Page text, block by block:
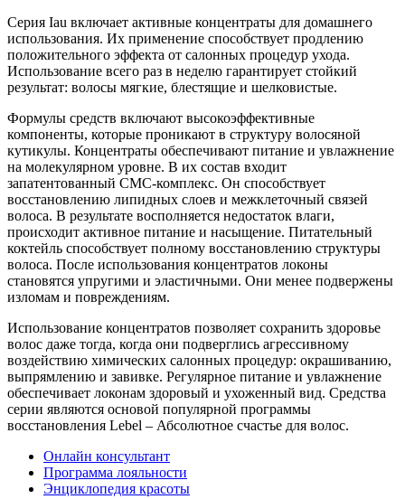
Серия Iau включает активные концентраты для домашнего
использования. Их применение способствует продлению
положительного эффекта от салонных процедур ухода.
Использование всего раз в неделю гарантирует стойкий
результат: волосы мягкие, блестящие и шелковистые.
Формулы средств включают высокоэффективные
компоненты, которые проникают в структуру волосяной
кутикулы. Концентраты обеспечивают питание и увлажнение
на молекулярном уровне. В их состав входит
запатентованный СМС-комплекс. Он способствует
восстановлению липидных слоев и межклеточный связей
волоса. В результате восполняется недостаток влаги,
происходит активное питание и насыщение. Питательный
коктейль способствует полному восстановлению структуры
волоса. После использования концентратов локоны
становятся упругими и эластичными. Они менее подвержены
изломам и повреждениям.
Использование концентратов позволяет сохранить здоровье
волос даже тогда, когда они подверглись агрессивному
воздействию химических салонных процедур: окрашиванию,
выпрямлению и завивке. Регулярное питание и увлажнение
обеспечивает локонам здоровый и ухоженный вид. Средства
серии являются основой популярной программы
восстановления Lebel – Абсолютное счастье для волос.
Онлайн консультант
Программа лояльности
Энциклопедия красоты